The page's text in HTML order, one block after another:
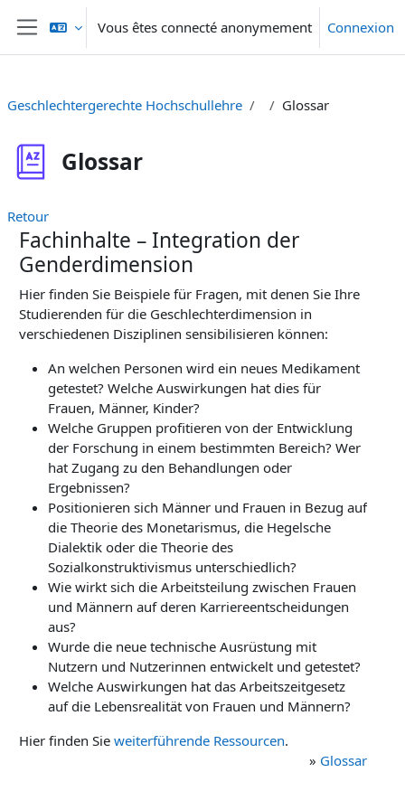
Passer au contenu principal
Panneau latéral
Vous êtes connecté anonymement Connexion
Geschlechtergerechte Hochschullehre Glossar
Glossar
Retour
Fachinhalte – Integration der
Genderdimension
Hier finden Sie Beispiele für Fragen, mit denen Sie Ihre
Studierenden für die Geschlechterdimension in
verschiedenen Disziplinen sensibilisieren können:
An welchen Personen wird ein neues Medikament
getestet? Welche Auswirkungen hat dies für
Frauen, Männer, Kinder?
Welche Gruppen profitieren von der Entwicklung
der Forschung in einem bestimmten Bereich? Wer
hat Zugang zu den Behandlungen oder
Ergebnissen?
Positionieren sich Männer und Frauen in Bezug auf
die Theorie des Monetarismus, die Hegelsche
Dialektik oder die Theorie des
Sozialkonstruktivismus unterschiedlich?
Wie wirkt sich die Arbeitsteilung zwischen Frauen
und Männern auf deren Karriereentscheidungen
aus?
Wurde die neue technische Ausrüstung mit
Nutzern und Nutzerinnen entwickelt und getestet?
Welche Auswirkungen hat das Arbeitszeitgesetz
auf die Lebensrealität von Frauen und Männern?
Hier finden Sie weiterführende Ressourcen.
» Glossar